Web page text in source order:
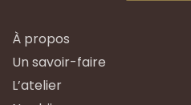
À propos
Un savoir-faire
L’atelier